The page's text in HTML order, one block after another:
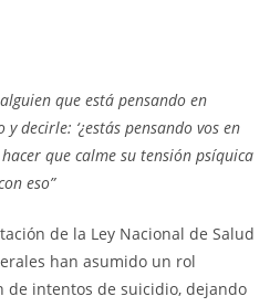
alguien que está pensando en
decirle: ‘¿estás pensando vos en
que calme su tensión psíquica
eso”
de la Ley Nacional de Salud
han asumido un rol
de intentos de suicidio, dejando